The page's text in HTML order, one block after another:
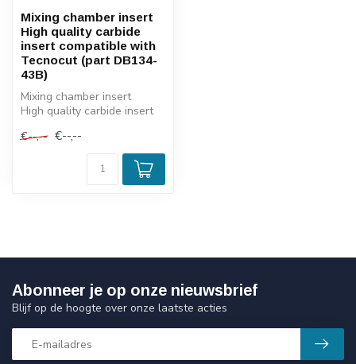
Mixing chamber insert
High quality carbide
insert compatible with
Tecnocut (part DB134-
43B)
Mixing chamber insert
High quality carbide insert
(par...
€--,-- €--,--
Abonneer je op onze nieuwsbrief
Blijf op de hoogte over onze laatste acties